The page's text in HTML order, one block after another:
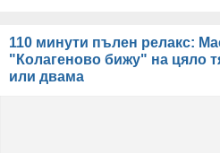
110 минути пълен релакс:
"Колагеново бижу" на цяло
или двама